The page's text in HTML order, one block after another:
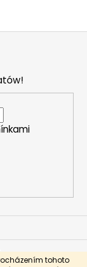
tohoto